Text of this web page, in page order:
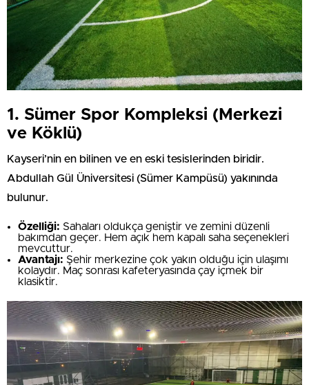
1. Sümer Spor Kompleksi (Merkezi
ve Köklü)
Kayseri’nin en bilinen ve en eski tesislerinden biridir.
Abdullah Gül Üniversitesi (Sümer Kampüsü) yakınında
bulunur.
Özelliği: Sahaları oldukça geniştir ve zemini düzenli
bakımdan geçer. Hem açık hem kapalı saha seçenekleri
mevcuttur.
Avantajı: Şehir merkezine çok yakın olduğu için ulaşımı
kolaydır. Maç sonrası kafeteryasında çay içmek bir
klasiktir.